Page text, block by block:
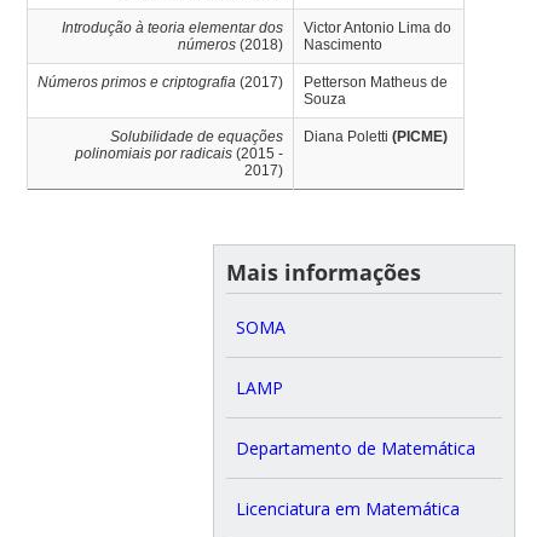
Introdução à teoria elementar dos
números (2018)
Victor Antonio Lima do
Nascimento
Números primos e criptografia (2017)
Petterson Matheus de
Souza
Solubilidade de equações
polinomiais por radicais (2015 -
2017)
Diana Poletti(PICME)
Mais informações
SOMA
LAMP
Departamento de Matemática
Licenciatura em Matemática